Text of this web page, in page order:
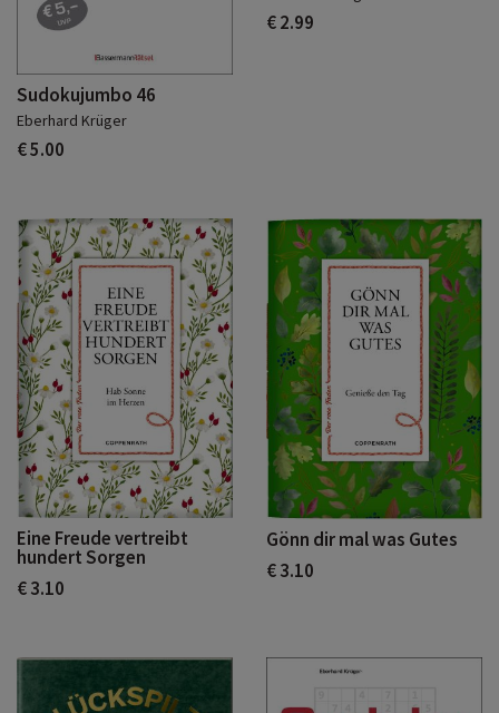
Sudokujumbo 46
Eberhard Krüger
€ 5.00
€ 2.99
Eine Freude vertreibt
hundert Sorgen
€ 3.10
Gönn dir mal was Gutes
€ 3.10